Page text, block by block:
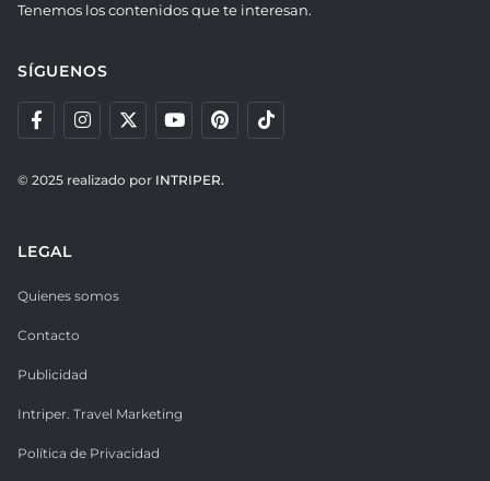
Tenemos los contenidos que te interesan.
SÍGUENOS
© 2025 realizado por INTRIPER.
LEGAL
Quienes somos
Contacto
Publicidad
Intriper. Travel Marketing
Política de Privacidad